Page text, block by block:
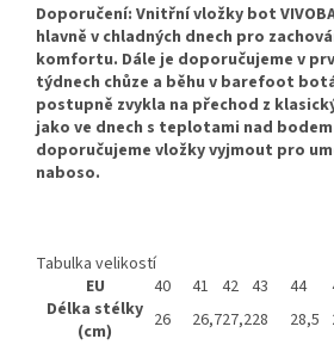
Doporučení: Vnitřní vložky bot
hlavně v chladných dnech pro
komfortu. Dále je doporučujeme v
týdnech chůze a běhu v barefoot
postupně zvykla na přechod z
jako ve dnech s teplotami nad
doporučujeme vložky vyjmout pro
naboso.
Tabulka velikostí
EU
40 41 42 43 44
Délka stélky
(cm)
26 26,727,228 28,5